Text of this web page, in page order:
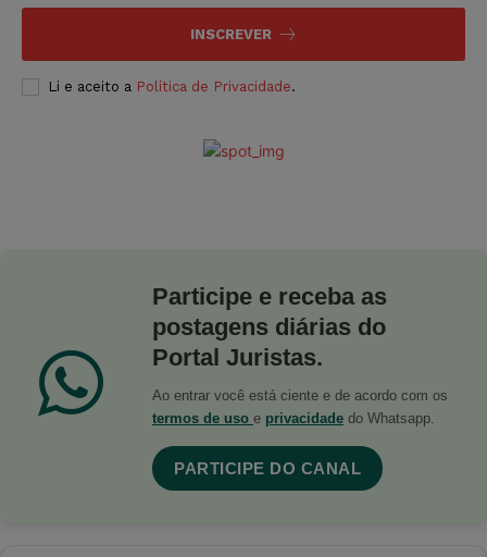
INSCREVER
Li e aceito a Política de Privacidade.
Participe e receba as
postagens diárias do
Portal Juristas.
Ao entrar você está ciente e de acordo com os
termos de uso e privacidade do Whatsapp.
PARTICIPE DO CANAL